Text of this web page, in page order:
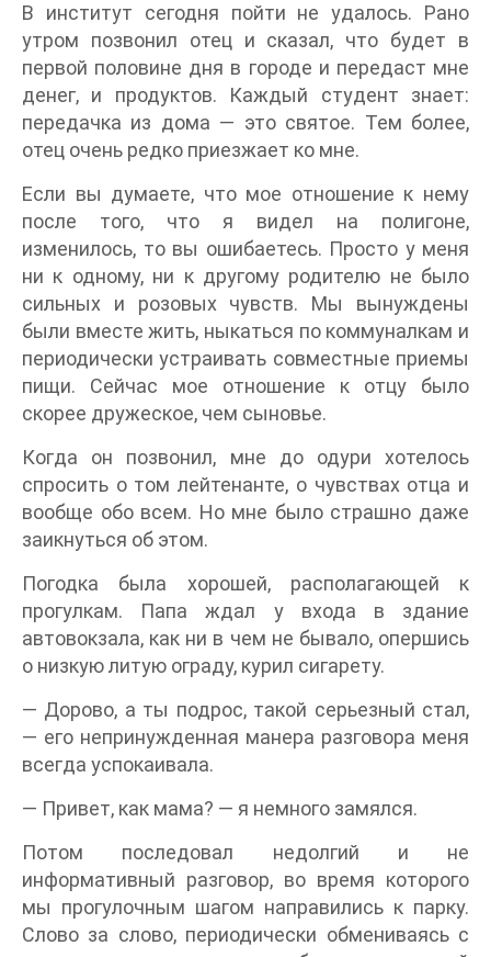
В институт сегодня пойти не удалось. Рано
утром позвонил отец и сказал, что будет в
первой половине дня в городе и передаст мне
денег, и продуктов. Каждый студент знает:
передачка из дома — это святое. Тем более,
отец очень редко приезжает ко мне.
Если вы думаете, что мое отношение к нему
после того, что я видел на полигоне,
изменилось, то вы ошибаетесь. Просто у меня
ни к одному, ни к другому родителю не было
сильных и розовых чувств. Мы вынуждены
были вместе жить, ныкаться по коммуналкам и
периодически устраивать совместные приемы
пищи. Сейчас мое отношение к отцу было
скорее дружеское, чем сыновье.
Когда он позвонил, мне до одури хотелось
спросить о том лейтенанте, о чувствах отца и
вообще обо всем. Но мне было страшно даже
заикнуться об этом.
Погодка была хорошей, располагающей к
прогулкам. Папа ждал у входа в здание
автовокзала, как ни в чем не бывало, опершись
о низкую литую ограду, курил сигарету.
— Дорово, а ты подрос, такой серьезный стал,
— его непринужденная манера разговора меня
всегда успокаивала.
— Привет, как мама? — я немного замялся.
Потом последовал недолгий и не
информативный разговор, во время которого
мы прогулочным шагом направились к парку.
Слово за слово, периодически обмениваясь с